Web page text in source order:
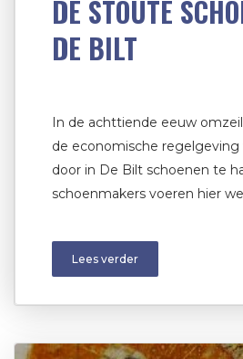
DE STOUTE
DE BILT
In de achttiende eeuw
de economische regelgeving
door in De Bilt schoenen te
schoenmakers voeren hier
Lees verder